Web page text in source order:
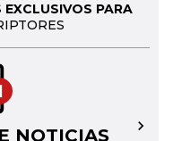
PARA
NOTICIAS →